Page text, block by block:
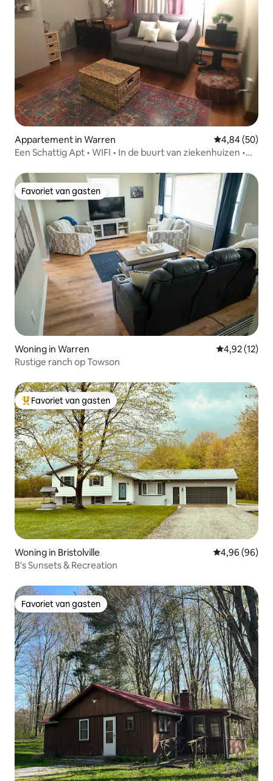
Appartement in Warren Gemiddelde
4,84 (50)
Een Schattig Apt • WIFI • In de buurt van ziekenhuizen •
Favoriet van gasten
Favoriet van gasten
Woning in Warren Gemiddelde
4,92 (12)
Rustige ranch op Towson
Topfavoriet van gasten
Favoriet van gasten
Woning in Bristolville Gemiddelde
4,96 (96)
B's Sunsets & Recreation
Favoriet van gasten
Favoriet van gasten